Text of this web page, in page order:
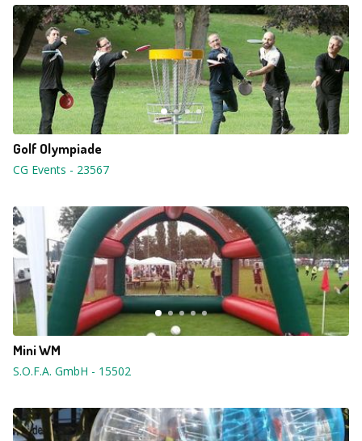
Golf Olympiade
CG Events - 23567
Mini WM
S.O.F.A. GmbH - 15502